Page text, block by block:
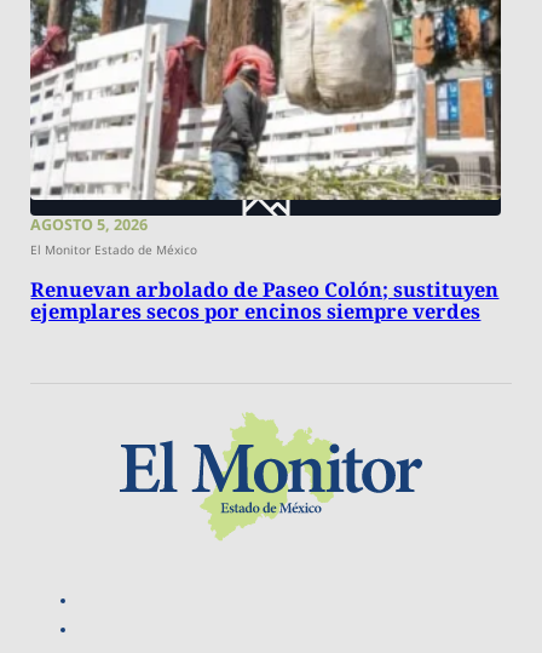
AGOSTO 5, 2026
El Monitor Estado de México
Renuevan arbolado de Paseo Colón; sustituyen
ejemplares secos por encinos siempre verdes